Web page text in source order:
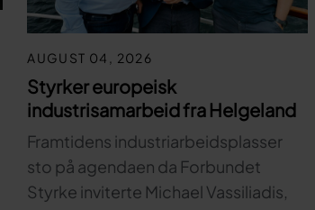
AUGUST 04, 2026
Styrker europeisk
industrisamarbeid fra Helgeland
Framtidens industriarbeidsplasser
sto på agendaen da Forbundet
Styrke inviterte Michael Vassiliadis,